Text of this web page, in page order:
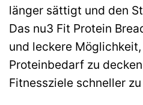
länger sättigt und den
Das nu3 Fit Protein
und leckere
Proteinbedarf zu
Fitnessziele schneller